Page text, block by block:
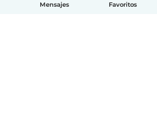
Mensajes Favoritos